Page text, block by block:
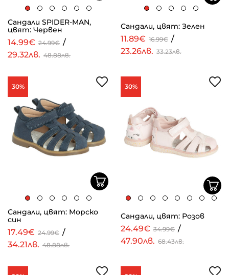
Сандали SPIDER-MAN,
цвят: Червен
14.99€ 24.99€ /
29.32лв. 48.88лв.
Сандали, цвят: Зелен
11.89€ 16.99€ /
23.26лв. 33.23лв.
30%
Сандали, цвят: Морско
син
17.49€ 24.99€ /
34.21лв. 48.88лв.
30%
Сандали, цвят: Розов
24.49€ 34.99€ /
47.90лв. 68.43лв.